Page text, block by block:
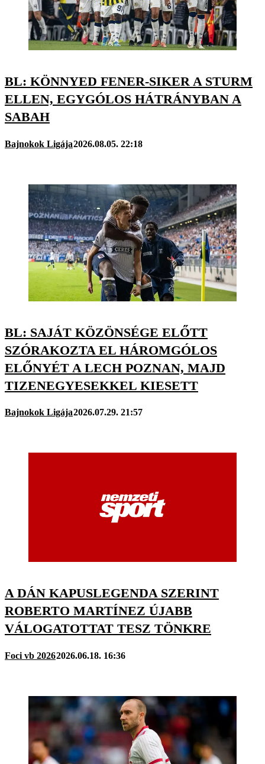
BL: KÖNNYED FENER-SIKER A STURM
ELLEN, EGYGÓLOS HÁTRÁNYBAN A
SABAH
Bajnokok Ligája2026.08.05. 22:18
BL: SAJÁT KÖZÖNSÉGE ELŐTT
SZÓRAKOZTA EL HÁROMGÓLOS
ELŐNYÉT A LECH POZNAN, MAJD
TIZENEGYESEKKEL KIESETT
Bajnokok Ligája2026.07.29. 21:57
A DÁN KAPUSLEGENDA SZERINT
ROBERTO MARTÍNEZ ÚJABB
VÁLOGATOTTAT TESZ TÖNKRE
Foci vb 20262026.06.18. 16:36